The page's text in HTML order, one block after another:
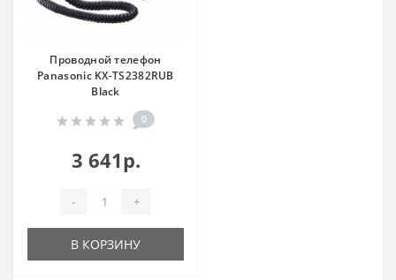
Проводной телефон
Panasonic KX-TS2382RUB
Black
0
3 641р.
- +
В КОРЗИНУ